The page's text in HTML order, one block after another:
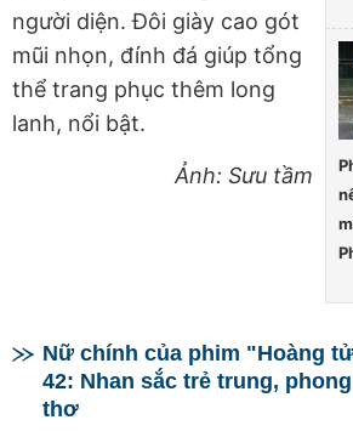
người diện. Đôi giày cao gót
mũi nhọn, đính đá giúp tổng
thể trang phục thêm long
lanh, nổi bật.
Ảnh: Sưu tầm
Nữ chính của phim "Hoàng
42: Nhan sắc trẻ trung,
thơ